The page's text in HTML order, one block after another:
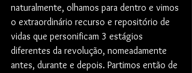
naturalmente, olhamos para dentro e vimos
o extraordinário recurso e repositório de
vidas que personificam 3 estágios
diferentes da revolução, nomeadamente
antes, durante e depois. Partimos então de